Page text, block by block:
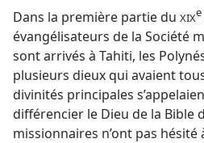
Dans la première partie du XIXe
évangélisateurs de la Société
sont arrivés à Tahiti, les
plusieurs dieux qui avaient
divinités principales
différencier le Dieu de la Bible
missionnaires n’ont pas